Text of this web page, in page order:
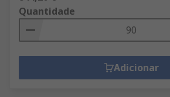
Quantidade
Adicionar